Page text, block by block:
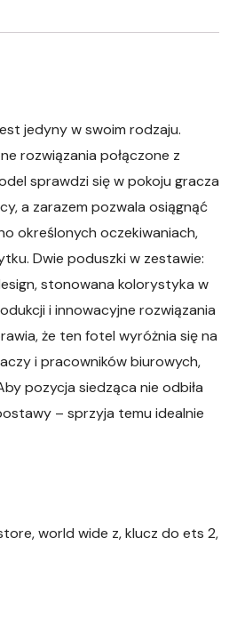
jedyny w swoim rodzaju.
rozwiązania połączone z
sprawdzi się w pokoju gracza
a zarazem pozwala osiągnąć
określonych oczekiwaniach,
Dwie poduszki w zestawie:
stonowana kolorystyka w
i innowacyjne rozwiązania
że ten fotel wyróżnia się na
i pracowników biurowych,
pozycja siedząca nie odbiła
– sprzyja temu idealnie
world wide z, klucz do ets 2,